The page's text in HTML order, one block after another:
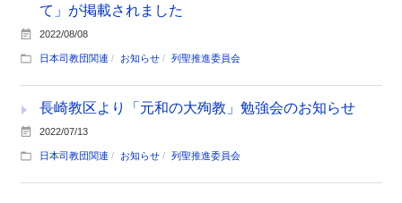
て」が掲載されました
2022/08/08
日本司教団関連 お知らせ 列聖推進委員会
長崎教区より「元和の大殉教」勉強会のお知らせ
2022/07/13
日本司教団関連 お知らせ 列聖推進委員会